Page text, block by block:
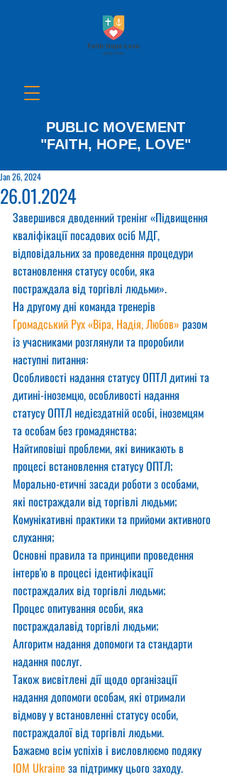
PUBLIC MOVEMENT
"FAITH, HOPE, LOVE"
26.01.2024
Jan 26, 2024
Завершився дводенний тренінг «Підвищення
кваліфікації посадових осіб МДГ,
відповідальних за проведення процедури
встановлення статусу особи, яка
постраждала від торгівлі людьми».
На другому дні команда тренерів
Громадський Рух «Віра, Надія, Любов» разом
із учасниками розглянули та проробили
наступні питання:
Особливості надання статусу ОПТЛ дитині та
дитині-іноземцю, особливості надання
статусу ОПТЛ недієздатній особі, іноземцям
та особам без громадянства;
Найтиповіші проблеми, які виникають в
процесі встановлення статусу ОПТЛ;
Морально-етичні засади роботи з особами,
які постраждали від торгівлі людьми;
Комунікативні практики та прийоми активного
слухання;
Основні правила та принципи проведення
інтерв'ю в процесі ідентифікації
постраждалих від торгівлі людьми;
Процес опитування особи, яка
постраждалавід торгівлі людьми;
Алгоритм надання допомоги та стандарти
надання послуг.
Також висвітлені дії щодо організації
надання допомоги особам, які отримали
відмову у встановленні статусу особи,
постраждалої від торгівлі людьми.
Бажаємо всім успіхів і висловлюємо подяку
IOM Ukraine за підтримку цього заходу.